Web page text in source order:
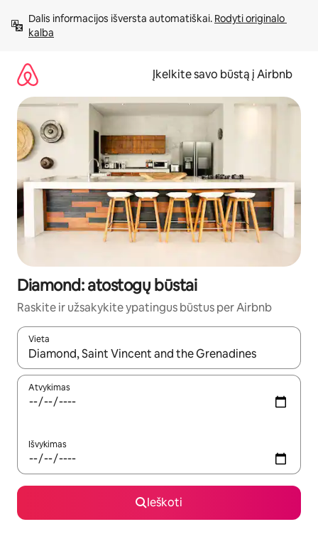
prie
turinio
Dalis informacijos išversta automatiškai. Rodyti originalo
kalba
Įkelkite savo būstą į Airbnb
Diamond: atostogų būstai
Raskite ir užsakykite ypatingus būstus per Airbnb
Vieta
Kai pasirodys paieškos rezultatai, juos naršyti galite
Atvykimas
Išvykimas
Ieškoti